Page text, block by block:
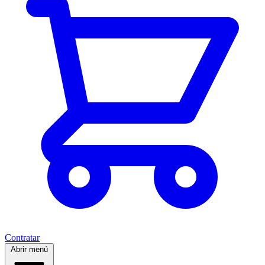
Contratar
Abrir menú